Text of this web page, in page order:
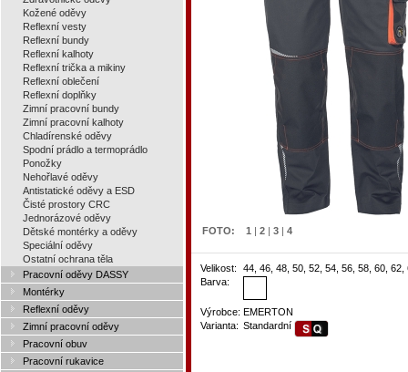
Kožené oděvy
Reflexní vesty
Reflexní bundy
Reflexní kalhoty
Reflexní trička a mikiny
Reflexní oblečení
Reflexní doplňky
Zimní pracovní bundy
Zimní pracovní kalhoty
Chladírenské oděvy
Spodní prádlo a termoprádlo
Ponožky
Nehořlavé oděvy
Antistatické oděvy a ESD
Čisté prostory CRC
Jednorázové oděvy
Dětské montérky a oděvy
Speciální oděvy
Ostatní ochrana těla
Pracovní oděvy DASSY
Montérky
Reflexní oděvy
Zimní pracovní oděvy
Pracovní obuv
Pracovní rukavice
FOTO: 1 | 2 | 3 | 4
Velikost:
44, 46, 48, 50, 52, 54, 56, 58, 60, 62,
Barva:
Výrobce: EMERTON
Varianta: Standardní